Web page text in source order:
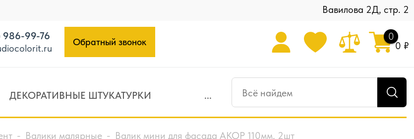
Вавилова 2Д, стр. 2
986-99-76
Обратный звонок 0
0 ₽
ДЕКОРАТИВНЫЕ ШТУКАТУРКИ ...
- Валики малярные - Валик мини для фасада АКОР 110мм, 2шт